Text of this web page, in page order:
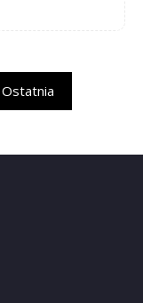
Ostatnia